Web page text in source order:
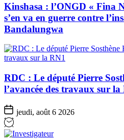
Kinshasa : l’ONGD « Fina
s’en va en guerre contre
Bandalungwa
RDC : Le député Pierre
l’avancée des travaux sur la
jeudi, août 6 2026